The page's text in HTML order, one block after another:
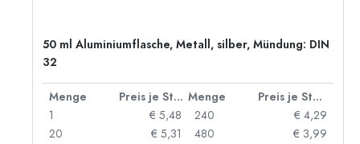
50 ml Aluminiumflasche, Metall, silber, Mündung: DIN
32
Menge Preis je Stück Menge
Preis je Stück
1
€ 5,48
20
€ 5,31
240
€ 4,29
480
€ 3,99